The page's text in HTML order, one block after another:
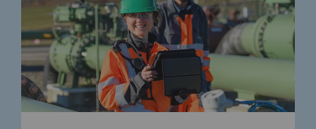
Production d'hydrogène
Transport d'hydrogène
Stockage d'hydrogène
Projet HySoW